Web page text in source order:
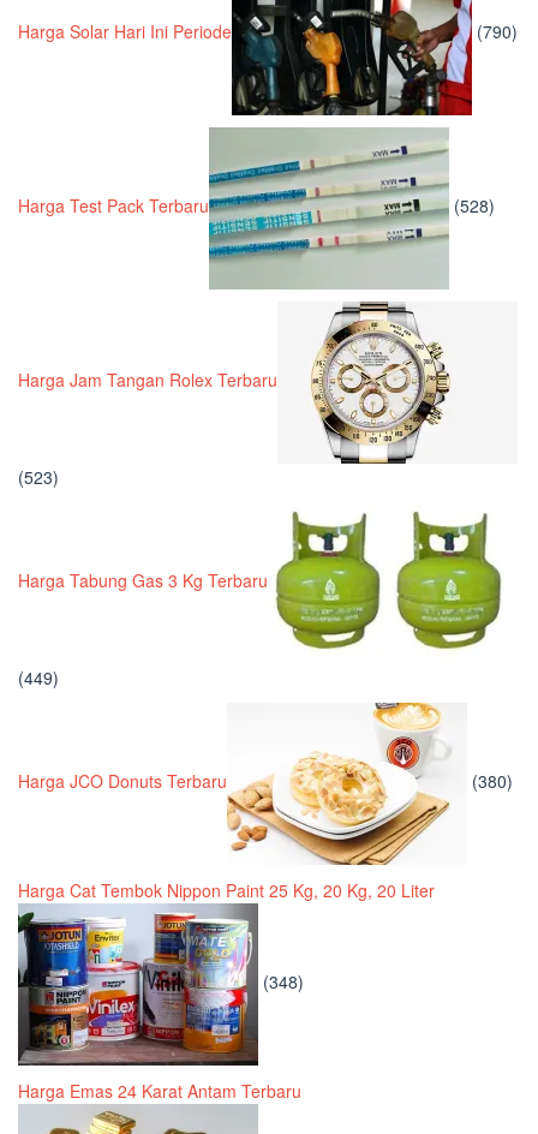
Harga Solar Hari Ini Periode (790)
Harga Test Pack Terbaru (528)
Harga Jam Tangan Rolex Terbaru
(523)
Harga Tabung Gas 3 Kg Terbaru
(449)
Harga JCO Donuts Terbaru (380)
Harga Cat Tembok Nippon Paint 25 Kg, 20 Kg, 20 Liter
(348)
Harga Emas 24 Karat Antam Terbaru